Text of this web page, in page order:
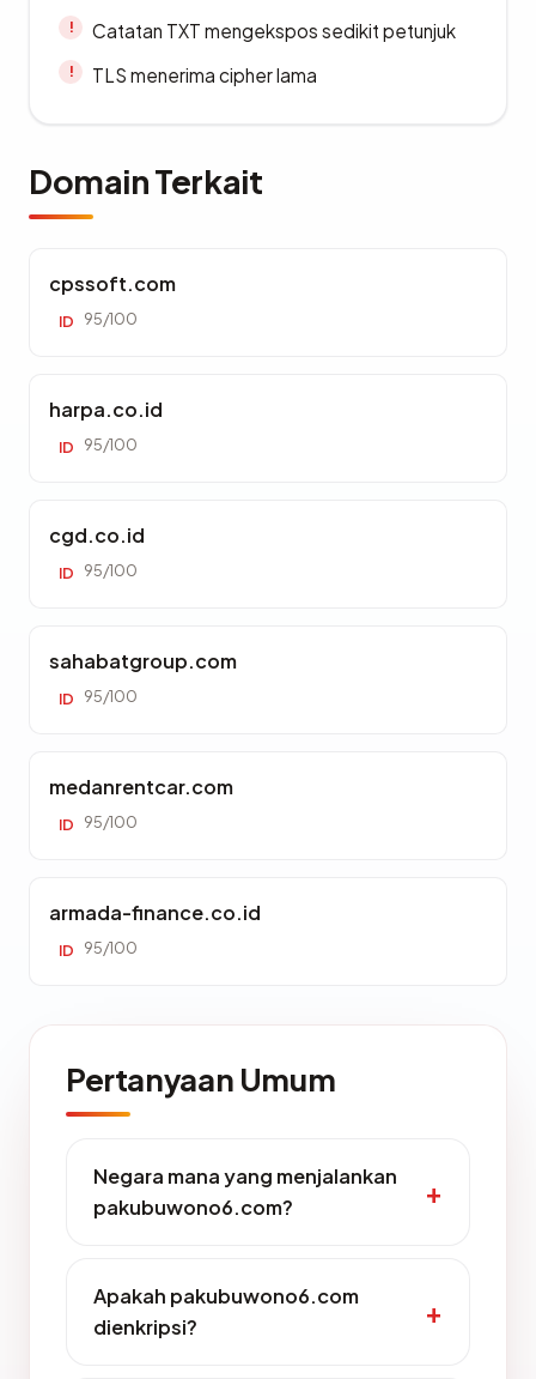
Catatan TXT mengekspos sedikit petunjuk
TLS menerima cipher lama
Domain Terkait
cpssoft.com
ID 95/100
harpa.co.id
ID 95/100
cgd.co.id
ID 95/100
sahabatgroup.com
ID 95/100
medanrentcar.com
ID 95/100
armada-finance.co.id
ID 95/100
Pertanyaan Umum
Negara mana yang menjalankan
pakubuwono6.com?
Apakah pakubuwono6.com
dienkripsi?